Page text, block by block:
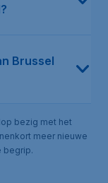
Brussel
bezig met het
meer nieuwe
begrip.